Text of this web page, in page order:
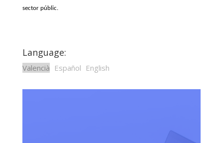
sector públic.
Language:
Valencià Español English